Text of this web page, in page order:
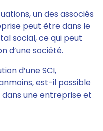
un des associés
peut être dans le
social, ce qui peut
d’une société.
d’une SCI,
est-il possible
une entreprise et